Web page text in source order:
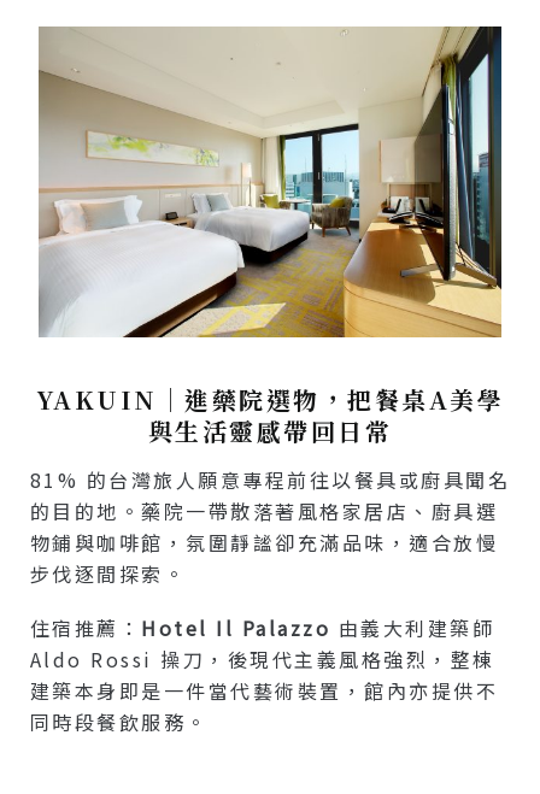
YAKUIN｜進藥院選物，把餐桌A美學
與生活靈感帶回日常
81% 的台灣旅人願意專程前往以餐具或廚具聞名
的目的地。藥院一帶散落著風格家居店、廚具選
物鋪與咖啡館，氛圍靜謐卻充滿品味，適合放慢
步伐逐間探索。
住宿推薦： Hotel Il Palazzo 由義大利建築師
Aldo Rossi 操刀，後現代主義風格強烈，整棟
建築本身即是一件當代藝術裝置，館內亦提供不
同時段餐飲服務。